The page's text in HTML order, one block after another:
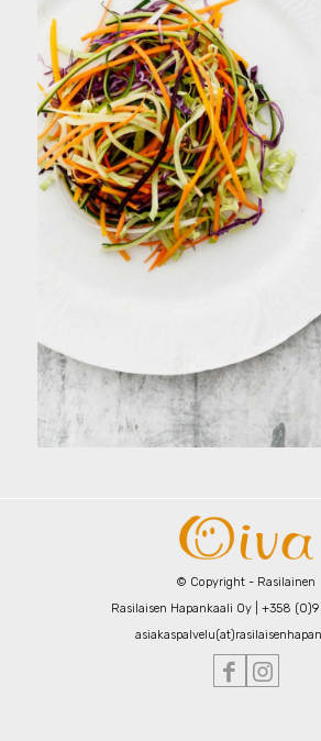
© Copyright - Rasilainen
Rasilaisen Hapankaali Oy | +358